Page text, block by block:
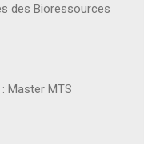
des Bioressources
Master MTS